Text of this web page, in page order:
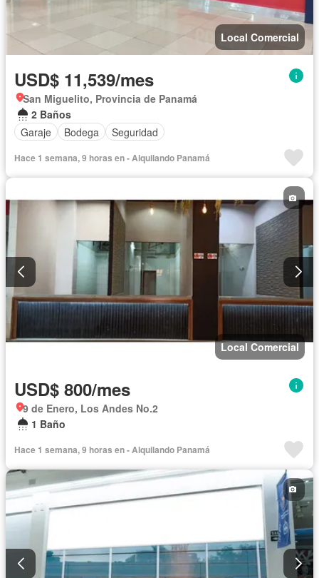
Local Comercial
USD$ 11,539/mes
San Miguelito, Provincia de Panamá
2 Baños
Garaje
Bodega Seguridad
Hace 1 semana, 9 horas en - Alquilando Panamá
Local Comercial
USD$ 800/mes
9 de Enero, Los Andes No.2
1 Baño
Hace 1 semana, 9 horas en - Alquilando Panamá